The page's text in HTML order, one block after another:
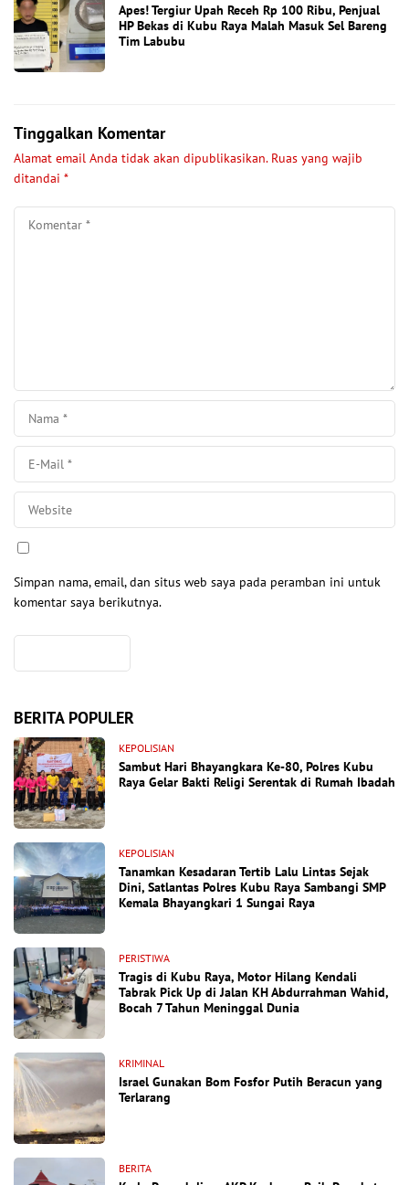
Apes! Tergiur Upah Receh Rp 100 Ribu, Penjual
HP Bekas di Kubu Raya Malah Masuk Sel Bareng
Tim Labubu
Tinggalkan Komentar
Alamat email Anda tidak akan dipublikasikan. Ruas yang wajib
ditandai *
Simpan nama, email, dan situs web saya pada peramban ini untuk
komentar saya berikutnya.
BERITA POPULER
KEPOLISIAN
Sambut Hari Bhayangkara Ke-80, Polres Kubu
Raya Gelar Bakti Religi Serentak di Rumah Ibadah
KEPOLISIAN
Tanamkan Kesadaran Tertib Lalu Lintas Sejak
Dini, Satlantas Polres Kubu Raya Sambangi SMP
Kemala Bhayangkari 1 Sungai Raya
PERISTIWA
Tragis di Kubu Raya, Motor Hilang Kendali
Tabrak Pick Up di Jalan KH Abdurrahman Wahid,
Bocah 7 Tahun Meninggal Dunia
KRIMINAL
Israel Gunakan Bom Fosfor Putih Beracun yang
Terlarang
BERITA